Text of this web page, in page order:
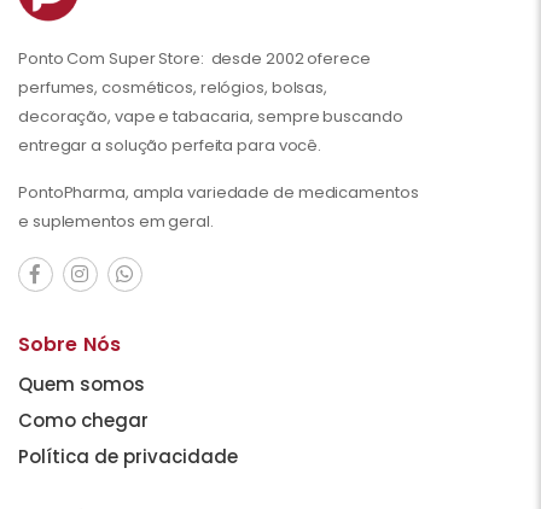
Ponto Com Super Store: desde 2002 oferece
perfumes, cosméticos, relógios, bolsas,
decoração, vape e tabacaria, sempre buscando
entregar a solução perfeita para você.
PontoPharma, ampla variedade de medicamentos
e suplementos em geral.
Sobre Nós
Quem somos
Como chegar
Política de privacidade